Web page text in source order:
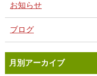
お知らせ
ブログ
月別アーカイブ